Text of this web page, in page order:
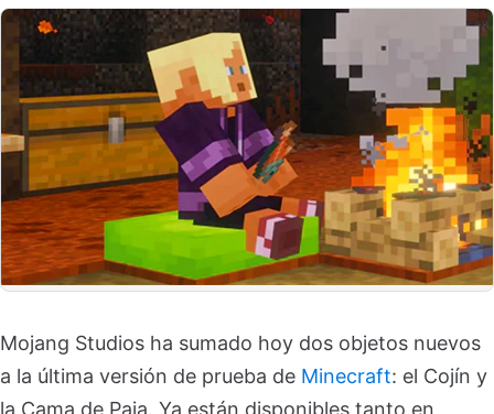
Mojang Studios ha sumado hoy dos objetos nuevos
a la última versión de prueba de Minecraft: el Cojín y
la Cama de Paja. Ya están disponibles tanto en